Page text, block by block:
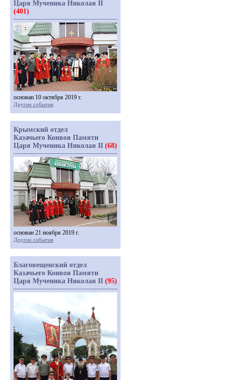
Царя Мученика Николая II
(401)
основан 10 октября 2019 г.
Другие события
Крымский отдел
Казачьего Конвоя Памяти
Царя Мученика Николая II (68)
основан 21 ноября 2019 г.
Другие события
Благовещенский отдел
Казачьего Конвоя Памяти
Царя Мученика Николая II (95)